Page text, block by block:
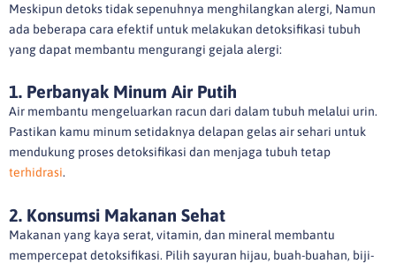
Meskipun detoks tidak sepenuhnya menghilangkan alergi, Namun
ada beberapa cara efektif untuk melakukan detoksifikasi tubuh
yang dapat membantu mengurangi gejala alergi:
1. Perbanyak Minum Air Putih
Air membantu mengeluarkan racun dari dalam tubuh melalui urin.
Pastikan kamu minum setidaknya delapan gelas air sehari untuk
mendukung proses detoksifikasi dan menjaga tubuh tetap
terhidrasi.
2. Konsumsi Makanan Sehat
Makanan yang kaya serat, vitamin, dan mineral membantu
mempercepat detoksifikasi. Pilih sayuran hijau, buah-buahan, biji-